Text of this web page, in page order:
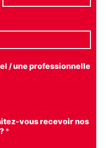
/ une professionnelle
vous recevoir nos
*